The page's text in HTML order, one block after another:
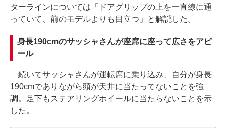
ターラインについては「ドアグリップの上を一直線に通
っていて、前のモデルよりも目立つ」と解説した。
身長190cmのサッシャさんが座席に座って広さをアピ
ール
続いてサッシャさんが運転席に乗り込み、自分が身長
190cmでありながら頭が天井に当たってないことを強
調。足下もステアリングホイールに当たらないことを示
した。